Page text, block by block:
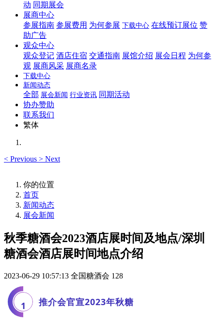
动 同期展会
展商中心
参展指南 参展费用 为何参展 下载中心 在线预订展位 赞
助广告
观众中心
观众登记 酒店住宿 交通指南 展馆介绍 展会日程 为何参
观 展商风采 展商名录
下载中心
新闻动态
全部 展会新闻 行业资讯 同期活动
协办赞助
联系我们
繁体
< Previous > Next
你的位置
首页
新闻动态
展会新闻
秋季糖酒会2023酒店展时间及地点/深圳
糖酒会酒店展时间地点介绍
2023-06-29 10:57:13 全国糖酒会 128
1 推介会官宣2023年秋糖